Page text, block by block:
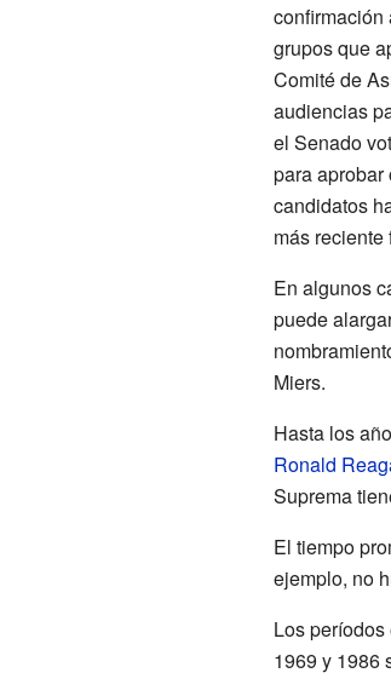
confirmación
grupos que
Comité de
audiencias
el Senado
para aprobar
candidatos
más reciente
En algunos
puede
Miers.
Hasta los
Ronald
Suprema
El tiempo
ejemplo, no
Los
1969 y 1986